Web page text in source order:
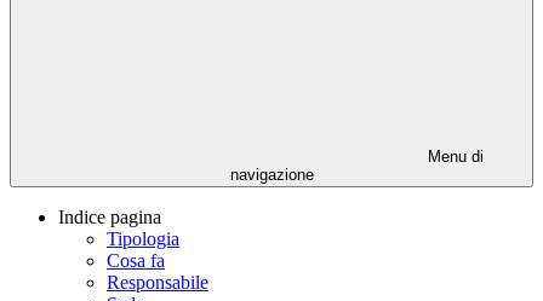
Menu di
navigazione
Indice pagina
Tipologia
Cosa fa
Responsabile